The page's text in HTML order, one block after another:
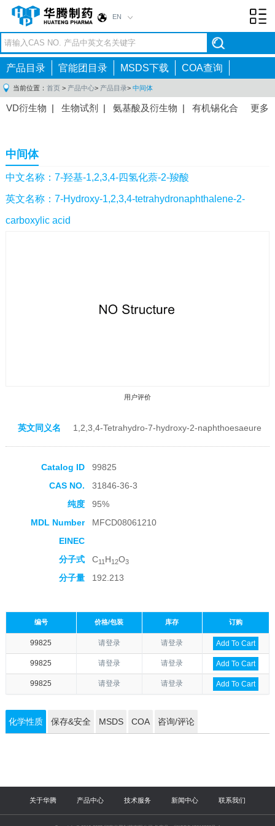
EN
产品目录 官能团目录 MSDS下载 COA查询
当前位置： 首页 > 产品中心> 产品目录> 中间体
更多
VD衍生物 | 生物试剂 | 氨基酸及衍生物 | 有机锡化合
间体|
感染药物中间体
体 |抗精神病药物中间体 |抗炎药物中间体
药中间体|其他原料药中间体|
中间体
中文名称：7-羟基-1,2,3,4-四氢化萘-2-羧酸
英文名称：7-Hydroxy-1,2,3,4-tetrahydronaphthalene-2-
carboxylic acid
用户评价
收藏产品
英文同义名 1,2,3,4-Tetrahydro-7-hydroxy-2-naphthoesaeure
Catalog ID
99825
CAS NO.
31846-36-3
纯度
95%
MDL Number
MFCD08061210
EINEC
分子式
C11 H12O3
分子量 192.213
编号 价格/包装 库存 订购
99825 请登录 请登录 Add To Cart
99825 请登录 请登录 Add To Cart
99825 请登录 请登录 Add To Cart
化学性质 保存&安全 MSDS COA 咨询/评论
关于华腾 产品中心 技术服务 新闻中心 联系我们